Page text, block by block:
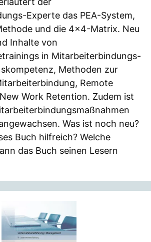
Experte das PEA-System,
und die 4×4-Matrix. Neu
Inhalte von
in Mitarbeiterbindungs-
Methoden zur
Remote
Work Retention. Zudem ist
Was ist noch neu?
Buch hilfreich? Welche
das Buch seinen Lesern